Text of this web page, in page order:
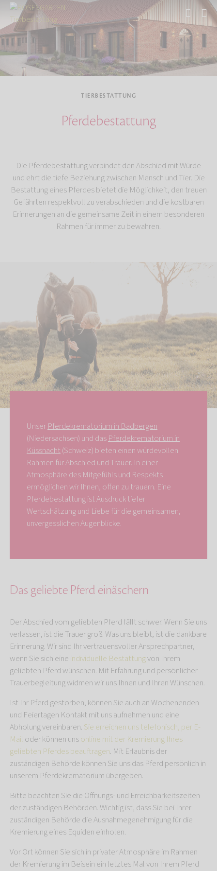
Start Tierbestattung
TIERBESTATTUNG
Pferdebestattung
Die Pferdebestattung verbindet den Abschied mit Würde
und ehrt die tiefe Beziehung zwischen Mensch und Tier. Die
Bestattung eines Pferdes bietet die Möglichkeit, den treuen
Gefährten respektvoll zu verabschieden und die kostbaren
Erinnerungen an die gemeinsame Zeit in einem besonderen
Rahmen für immer zu bewahren.
Unser Pferdekrematorium in Badbergen
(Niedersachsen) und das Pferdekrematorium in
Küssnacht (Schweiz) bieten einen würdevollen
Rahmen für Abschied und Trauer. In einer
Atmosphäre des Mitgefühls und Respekts
ermöglichen wir Ihnen, offen zu trauern. Eine
Pferdebestattung ist Ausdruck tiefer
Wertschätzung und Liebe für die gemeinsamen,
unvergesslichen Augenblicke.
Das geliebte Pferd einäschern
Der Abschied vom geliebten Pferd fällt schwer. Wenn Sie uns
verlassen, ist die Trauer groß. Was uns bleibt, ist die dankbare
Erinnerung. Wir sind Ihr vertrauensvoller Ansprechpartner,
wenn Sie sich eine individuelle Bestattungvon Ihrem
geliebten Pferd wünschen. Mit Erfahrung und persönlicher
Trauerbegleitung widmen wir uns Ihnen und Ihren Wünschen.
Ist Ihr Pferd gestorben, können Sie auch an Wochenenden
und Feiertagen Kontakt mit uns aufnehmen und eine
Abholung vereinbaren. Sie erreichen uns telefonisch, per E-
Mail oder können unsonline mit der Kremierung Ihres
geliebten Pferdes beauftragen. Mit Erlaubnis der
zuständigen Behörde können Sie uns das Pferd persönlich in
unserem Pferdekrematorium übergeben.
Bitte beachten Sie die Öffnungs- und Erreichbarkeitszeiten
der zuständigen Behörden. Wichtig ist, dass Sie bei Ihrer
zuständigen Behörde die Ausnahmegenehmigung für die
Kremierung eines Equiden einholen.
Vor Ort können Sie sich in privater Atmosphäre im Rahmen
der Kremierung im Beisein ein letztes Mal von Ihrem Pferd